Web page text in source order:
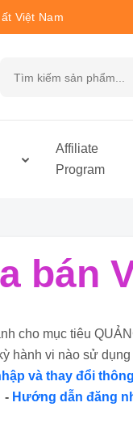
Việt Nam
Affiliate
Program
bán
cho mục tiêu
hành vi nào sử
và thay đổi
- Hướng dẫn đăng